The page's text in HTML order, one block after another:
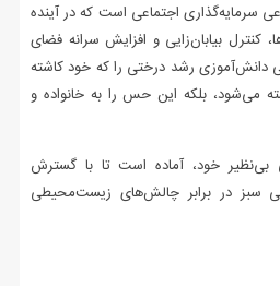
سرمایه‌گذاری اجتماعی است که در آینده
بیابان‌زایی و افزایش سرانه فضای
دانش‌آموزی رشد درختی را که خود کاشته
می‌شود، بلکه این حس را به خانواده و
بی‌نظیر خود، آماده است تا با گسترش
سبز در برابر چالش‌های زیست‌محیطی